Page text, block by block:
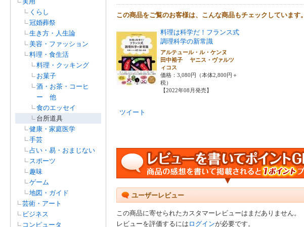
くらし
冠婚葬祭
生き方・人生論
美容・ファッション
料理・食生活
料理・クッキング
お菓子
酒・お茶・コーヒ
ー 他
食のエッセイ
台所道具
健康・家庭医学
手芸
占い・易・おまじない
スポーツ
趣味
ゲーム
地図・ガイド
芸術・アート
ビジネス
コンピュータ
この商品をご覧のお客様は、こんな商品もチェックしています。
料理は科学だ！フランス式
調理科学の新常識
アルテュール・ル・ケンヌ
田中裕子 ヤニス・ヴァルツ
ィコス
価格：3,080円（本体2,800円＋
税）
【2022年08月発売】
ツイート
ユーザーレビュー
この商品に寄せられたカスタマーレビューはまだありません。
レビューを評価するには ログインが必要です。